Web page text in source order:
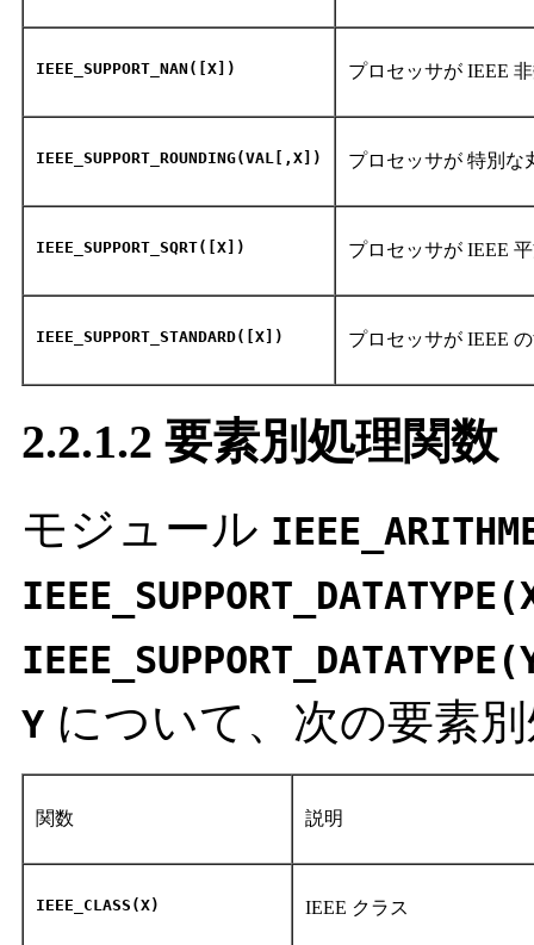
IEEE_SUPPORT_NAN([X]) プロセッサが IEEE
IEEE_SUPPORT_ROUNDING(VAL[,X]) プロセッサが 特別
IEEE_SUPPORT_SQRT([X]) プロセッサが IEEE
IEEE_SUPPORT_STANDARD([X]) プロセッサが IEEE
2.2.1.2 要素別処理関数
モジュール
Y について、次の要素
関数 説明
IEEE_CLASS(X) IEEE クラス